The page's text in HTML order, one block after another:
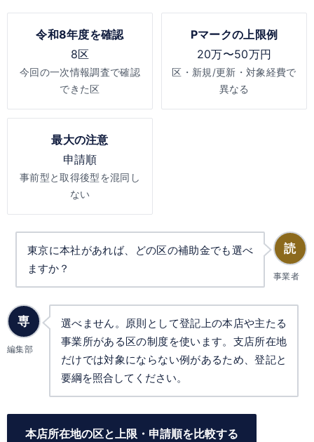
令和8年度を確認
8区
今回の一次情報調査で確認
できた区
Pマークの上限例
20万〜50万円
区・新規/更新・対象経費で
異なる
最大の注意
申請順
事前型と取得後型を混同し
ない
読
事業者
東京に本社があれば、どの区の補助金でも選べ
ますか？
専
編集部
選べません。原則として登記上の本店や主たる
事業所がある区の制度を使います。支店所在地
だけでは対象にならない例があるため、登記と
要綱を照合してください。
本店所在地の区と上限・申請順を比較する